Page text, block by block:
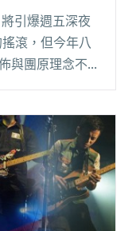
引爆週五深夜
滾，但今年八
與團原理念不
唱退團 今晚